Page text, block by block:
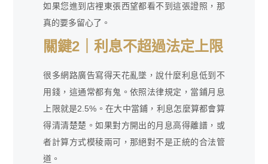
如果您進到店裡東張西望都看不到這張證照，那
真的要多留心了。
關鍵2｜利息不超過法定上限
很多網路廣告寫得天花亂墜，說什麼利息低到不
用錢，這通常都有鬼。依照法律規定，當鋪月息
上限就是2.5%。在大中當鋪，利息怎麼算都會算
得清清楚楚。如果對方開出的月息高得離譜，或
者計算方式模稜兩可，那絕對不是正統的合法管
道。